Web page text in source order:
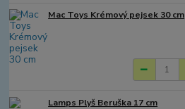
Mac Toys Krémový pejsek 30 cm
Lamps Plyš Beruška 17 cm